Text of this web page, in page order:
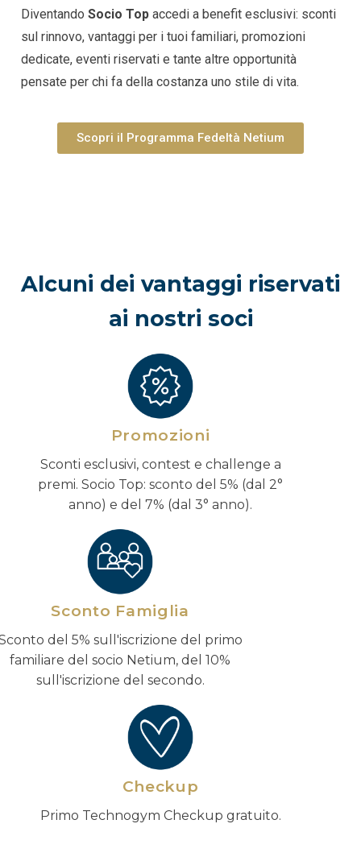
Diventando Socio Top accedi a benefit esclusivi: sconti
sul rinnovo, vantaggi per i tuoi familiari, promozioni
dedicate, eventi riservati e tante altre opportunità
pensate per chi fa della costanza uno stile di vita.
Scopri il Programma Fedeltà Netium
Alcuni dei vantaggi riservati
ai nostri soci
Promozioni
Sconti esclusivi, contest e challenge a
premi. Socio Top: sconto del 5% (dal 2°
anno) e del 7% (dal 3° anno).
Sconto Famiglia
del 5% sull'iscrizione del primo
familiare del socio Netium, del 10%
sull'iscrizione del secondo.
Checkup
Primo Technogym Checkup gratuito.